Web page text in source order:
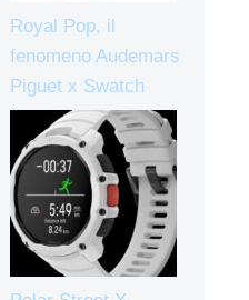
Royal Pop, il
fenomeno Audemars
Piguet x Swatch